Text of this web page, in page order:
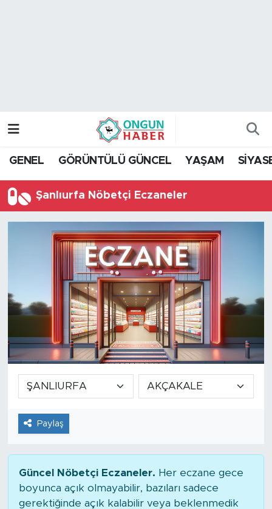
GENEL GÖRÜNTÜLÜ GÜNCEL YAŞAM
Şanlıurfa Nöbetçi Eczaneler
Paylaş
Güncel Nöbetçi Eczaneler. Her eczane gece
boyunca açık olmayabilir, bazıları sadece
gerektiğinde açık kalabilir veya beklenmedik
Trafik Durumu
Tüm Manşetler
Son Dakika Haberleri
Haber Arşivi